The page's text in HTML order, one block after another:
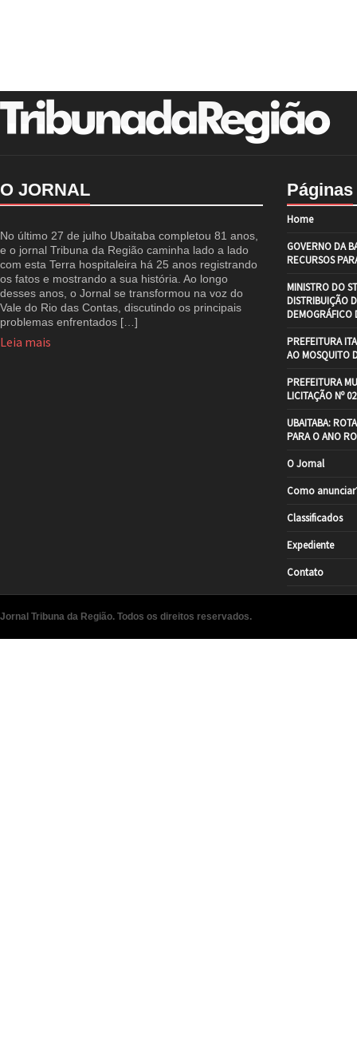
O JORNAL
No último 27 de julho Ubaitaba completou 81 anos,
e o jornal Tribuna da Região caminha lado a lado
com esta Terra hospitaleira há 25 anos registrando
os fatos e mostrando a sua história. Ao longo
desses anos, o Jornal se transformou na voz do
Vale do Rio das Contas, discutindo os principais
problemas enfrentados […]
Leia mais
Páginas
Home
GOVERNO DA
RECURSOS
MINISTRO DO
DISTRIBUIÇÃO
DEMOGRÁFICO
PREFEITURA
AO MOSQUITO
PREFEITURA
LICITAÇÃO Nº
UBAITABA:
PARA O ANO
O Jornal
Como
Classificados
Expediente
Contato
Jornal Tribuna da Região. Todos os direitos reservados.